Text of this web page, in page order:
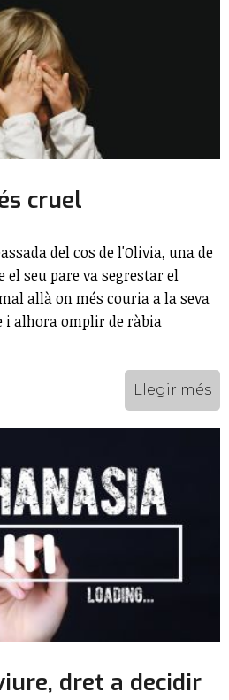
cruel
del cos de l'Olivia, una de
el seu pare va segrestar el
allà on més couria a la seva
i alhora omplir de ràbia
Llegir més
dret a decidir